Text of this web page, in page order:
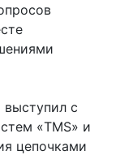
с
«TMS» и
цепочками